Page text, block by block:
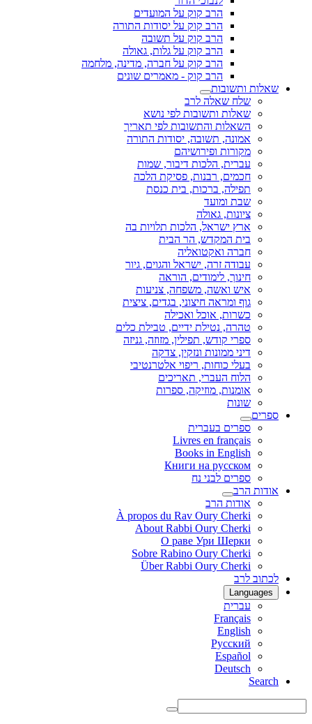
הרב קוק על המועדים
הרב קוק על יסודות התורה
הרב קוק על תשובה
הרב קוק על גלות, גאולה
הרב קוק על חברה, מדינה, מלחמה
הרב קוק - מאמרים שונים
שאלות ותשובות
שלח שאלה לרב
שאלות ותשובות לפי נושא
השאלות והתשובות לפי תאריך
אמונה, תשובה, יסודות התורה
מקורות ופירושיהם
עברית, הלכות דיבור, שמות
חכמים, רבנות, פסיקת הלכה
תפילה, ברכות, בית כנסת
שבת ומועד
ציונות, גאולה
ארץ ישראל, הלכות תלויות בה
בית המקדש, הר הבית
חברה ואקטואליה
עבודה זרה, ישראל והגוים, גיור
חינוך, לימודים, הוראה
איש ואשה, משפחה, צניעות
גוף ומראה חיצוני, בגדים, ציצית
כשרות, אוכל ואכילה
טהרה, נטילת ידיים, טבילת כלים
ספרי קודש, תפילין, מזוזה, גניזה
דיני ממונות ונזקין, צדקה
בעלי כוחות, ריפוי אלטרנטיבי
הלוח העברי, תאריכים
אומנות, מוזיקה, ספרות
שונות
ספרים
ספרים בעברית
Livres en français
Books in English
Книги на русском
ספרים לבני נח
אודות הרב
אודות הרב
À propos du Rav Oury Cherki
About Rabbi Oury Cherki
О раве Ури Шерки
Sobre Rabino Oury Cherki
Über Rabbi Oury Cherki
לכתוב לרב
Languages
עברית
Français
English
Русский
Español
Deutsch
Search